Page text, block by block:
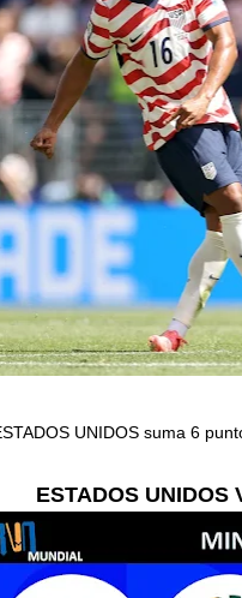
UNIDOS suma 6
ESTADOS UNIDOS